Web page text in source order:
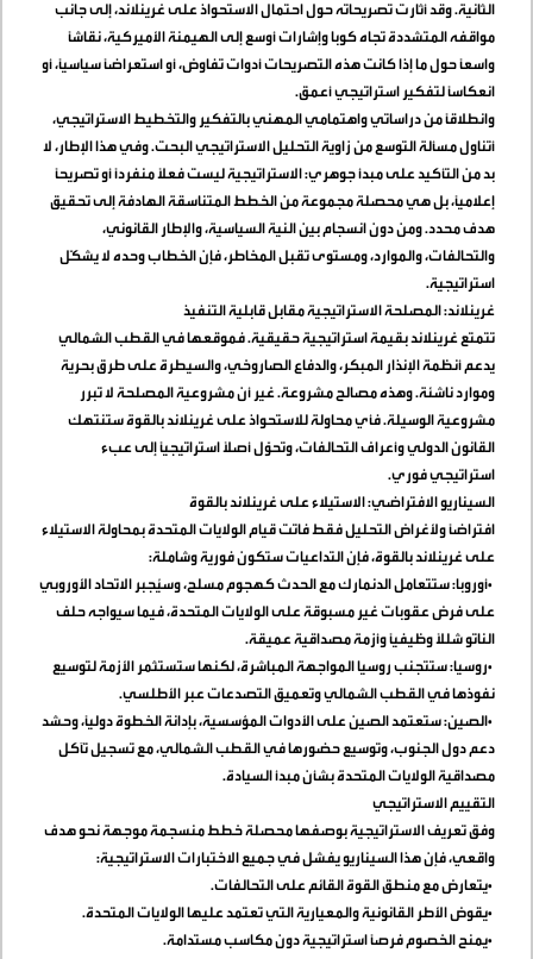
الثانية. وقد أثارت تصريحاته حول احتمال الاستحواذ على غرينلاند، إلى جانب
مواقفه المتشددة تجاه كوبا وإشارات أوسع إلى الهيمنة الأميركية، نقاشًا
واسعًا حول ما إذا كانت هذه التصريحات أدوات تفاوض، أو استعراضًا سياسيًا، أو
انعكاسًا لتفكير استراتيجي أعمق.
وانطلاقًا من دراساتي واهتمامي المهني بالتفكير والتخطيط الاستراتيجي،
أتناول مسألة التوسع من زاوية التحليل الاستراتيجي البحت. وفي هذا الإطار، لا
بد من التأكيد على مبدأ جوهري: الاستراتيجية ليست فعلًا منفردًا أو تصريحًا
إعلاميًا، بل هي محصلة مجموعة من الخطط المتناسقة الهادفة إلى تحقيق
هدف محدد. ومن دون انسجام بين النية السياسية، والإطار القانوني،
والتحالفات، والموارد، ومستوى تقبل المخاطر، فإن الخطاب وحده لا يشكّل
استراتيجية.
غرينلاند: المصلحة الاستراتيجية مقابل قابلية التنفيذ
تتمتع غرينلاند بقيمة استراتيجية حقيقية. فموقعها في القطب الشمالي
يدعم أنظمة الإنذار المبكر، والدفاع الصاروخي، والسيطرة على طرق بحرية
وموارد ناشئة. وهذه مصالح مشروعة. غير أن مشروعية المصلحة لا تبرر
مشروعية الوسيلة. فأي محاولة للاستحواذ على غرينلاند بالقوة ستنتهك
القانون الدولي وأعراف التحالفات، وتحوّل أصلًا استراتيجيًا إلى عبء
استراتيجي فوري.
السيناريو الافتراضي: الاستيلاء على غرينلاند بالقوة
افتراضًا ولأغراض التحليل فقط فاتت قيام الولايات المتحدة بمحاولة الاستيلاء
على غرينلاند بالقوة، فإن التداعيات ستكون فورية وشاملة:
•أوروبا: ستتعامل الدنمارك مع الحدث كهجوم مسلح، وسيُجبر الاتحاد الأوروبي
على فرض عقوبات غير مسبوقة على الولايات المتحدة، فيما سيواجه حلف
الناتو شللًا وظيفيًا وأزمة مصداقية عميقة.
•روسيا: ستتجنب روسيا المواجهة المباشرة، لكنها ستستثمر الأزمة لتوسيع
نفوذها في القطب الشمالي وتعميق التصدعات عبر الأطلسي.
•الصين: ستعتمد الصين على الأدوات المؤسسية، بإدانة الخطوة دوليًا، وحشد
دعم دول الجنوب، وتوسيع حضورها في القطب الشمالي، مع تسجيل تآكل
مصداقية الولايات المتحدة بشأن مبدأ السيادة.
التقييم الاستراتيجي
وفق تعريف الاستراتيجية بوصفها محصلة خطط منسجمة موجهة نحو هدف
واقعي، فإن هذا السيناريو يفشل في جميع الاختبارات الاستراتيجية:
•يتعارض مع منطق القوة القائم على التحالفات.
•يقوض الأطر القانونية والمعيارية التي تعتمد عليها الولايات المتحدة.
•يمنح الخصوم فرصًا استراتيجية دون مكاسب مستدامة.